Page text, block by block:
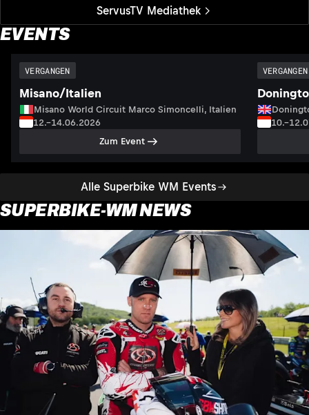
ServusTV Mediathek
EVENTS
Alle Superbike WM Events
VERGANGEN
Misano/Italien
Misano World Circuit Marco Simoncelli, Italien
12.–14.06.2026
Zum Event
VERGANGEN
SUPERBIKE-WM NEWS